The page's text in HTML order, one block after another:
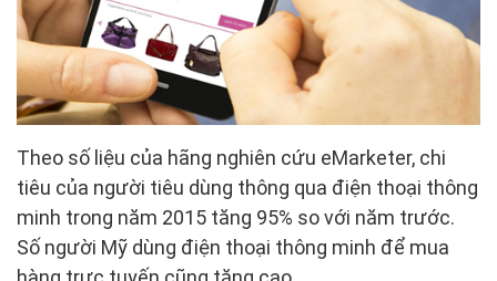
Theo số liệu của hãng nghiên cứu eMarketer, chi
tiêu của người tiêu dùng thông qua điện thoại thông
minh trong năm 2015 tăng 95% so với năm trước.
Số người Mỹ dùng điện thoại thông minh để mua